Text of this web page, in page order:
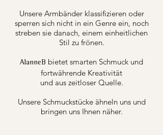
Unsere Armbänder klassifizieren oder
sperren sich nicht in ein Genre ein, noch
streben sie danach, einem einheitlichen
Stil zu frönen.
AlanneB bietet smarten Schmuck und
fortwährende Kreativität
und aus zeitloser Quelle.
Unsere Schmuckstücke ähneln uns und
bringen uns Ihnen näher.